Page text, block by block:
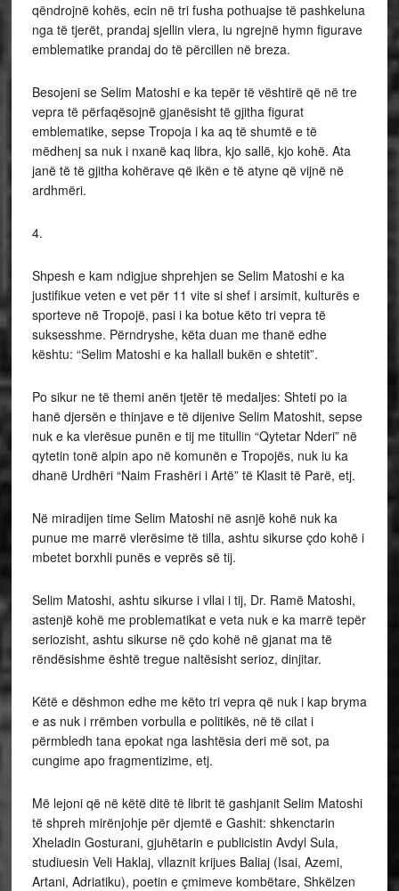
qëndrojnë kohës, ecin në tri fusha pothuajse të pashkeluna
nga të tjerët, prandaj sjellin vlera, iu ngrejnë hymn figurave
emblematike prandaj do të përcillen në breza.
Besojeni se Selim Matoshi e ka tepër të vështirë që në tre
vepra të përfaqësojnë gjanësisht të gjitha figurat
emblematike, sepse Tropoja i ka aq të shumtë e të
mëdhenj sa nuk i nxanë kaq libra, kjo sallë, kjo kohë. Ata
janë të të gjitha kohërave që ikën e të atyne që vijnë në
ardhmëri.
4.
Shpesh e kam ndigjue shprehjen se Selim Matoshi e ka
justifikue veten e vet për 11 vite si shef i arsimit, kulturës e
sporteve në Tropojë, pasi i ka botue këto tri vepra të
suksesshme. Përndryshe, këta duan me thanë edhe
kështu: “Selim Matoshi e ka hallall bukën e shtetit”.
Po sikur ne të themi anën tjetër të medaljes: Shteti po ia
hanë djersën e thinjave e të dijenive Selim Matoshit, sepse
nuk e ka vlerësue punën e tij me titullin “Qytetar Nderi” në
qytetin tonë alpin apo në komunën e Tropojës, nuk iu ka
dhanë Urdhëri “Naim Frashëri i Artë” të Klasit të Parë, etj.
Në miradijen time Selim Matoshi në asnjë kohë nuk ka
punue me marrë vlerësime të tilla, ashtu sikurse çdo kohë i
mbetet borxhli punës e veprës së tij.
Selim Matoshi, ashtu sikurse i vllai i tij, Dr. Ramë Matoshi,
astenjë kohë me problematikat e veta nuk e ka marrë tepër
seriozisht, ashtu sikurse në çdo kohë në gjanat ma të
rëndësishme është tregue naltësisht serioz, dinjitar.
Këtë e dëshmon edhe me këto tri vepra që nuk i kap bryma
e as nuk i rrëmben vorbulla e politikës, në të cilat i
përmbledh tana epokat nga lashtësia deri më sot, pa
cungime apo fragmentizime, etj.
Më lejoni që në këtë ditë të librit të gashjanit Selim Matoshi
të shpreh mirënjohje për djemtë e Gashit: shkenctarin
Xheladin Gosturani, gjuhëtarin e publicistin Avdyl Sula,
studiuesin Veli Haklaj, vllaznit krijues Baliaj (Isai, Azemi,
Artani, Adriatiku), poetin e çmimeve kombëtare, Shkëlzen